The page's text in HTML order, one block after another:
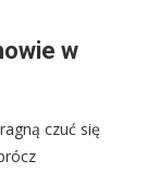
w
czuć się